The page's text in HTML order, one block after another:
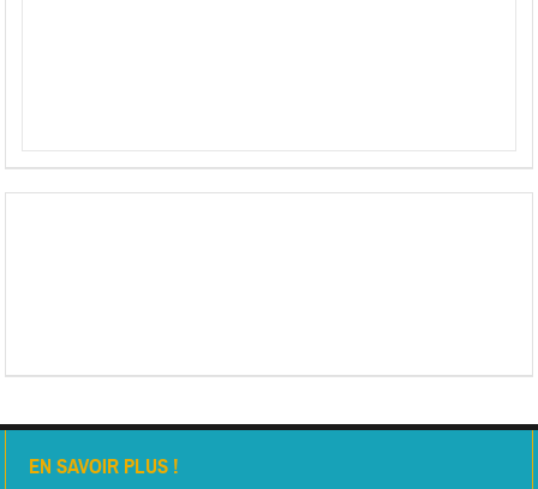
EN SAVOIR PLUS !